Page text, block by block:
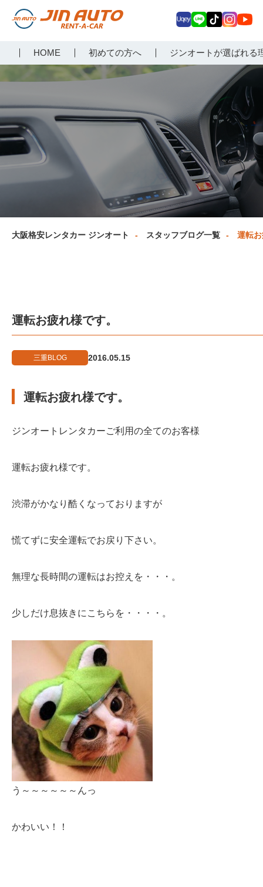
らジンオートレンタカー
HOME 初めての方へ ジンオートが選ばれる
ey E
Tokagr
am
uT
ub
大阪格安レンタカー ジンオート スタッフブログ一覧 運転
運転お疲れ様です。
三重BLOG 2016.05.15
運転お疲れ様です。
ジンオートレンタカーご利用の全てのお客様
運転お疲れ様です。
渋滞がかなり酷くなっておりますが
慌てずに安全運転でお戻り下さい。
無理な長時間の運転はお控えを・・・。
少しだけ息抜きにこちらを・・・・。
う～～～～～～んっ
かわいい！！